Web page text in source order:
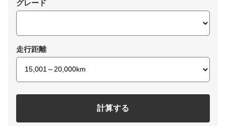
グレード
走行距離
計算する